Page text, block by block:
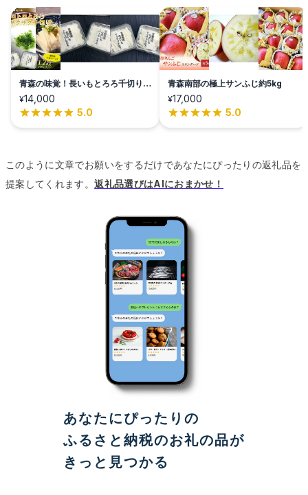
青森の味覚！長いもとろろ千切りセ
ット
¥14,000
5.0
青森南部の極上サンふじ約5kg
¥17,000
5.0
このように文章でお願いをするだけであなたにぴったりの返礼品を
提案してくれます。返礼品選びはAIにおまかせ！
あなたにぴったりの
ふるさと納税のお礼の品が
きっと見つかる